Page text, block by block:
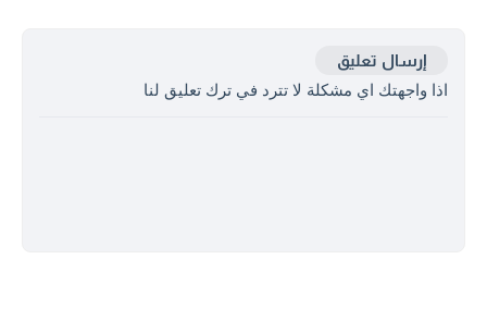
إرسال تعليق
اذا واجهتك اي مشكلة لا تترد في ترك تعليق لنا